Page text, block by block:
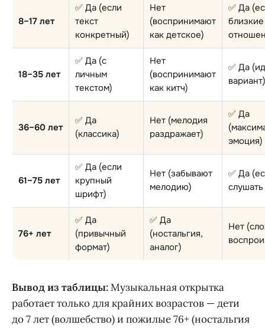
8–17 лет
✅ Да (если
текст
конкретный)
Нет
(воспринимают
как детское)
✅ Да
близкие
18–35 лет
✅ Да (с
личным
текстом)
Нет
(воспринимают
как китч)
✅ Да
вариант)
36–60 лет
✅ Да
(классика)
Нет (мелодия
раздражает)
✅ Да
эмоция)
61–75 лет
✅ Да (если
крупный
шрифт)
Нет (забывают
мелодию)
✅ Да
76+ лет
✅ Да
(привычный
формат)
✅ Да
(ностальгия,
аналог)
Нет
Вывод из таблицы:Музыкальная открытка
работает только для крайних возрастов — дети
до 7 лет (волшебство) и пожилые 76+ (ностальгия